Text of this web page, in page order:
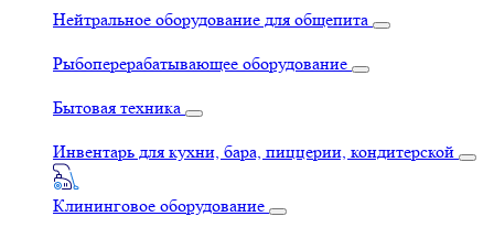
Нейтральное оборудование для общепита
Рыбоперерабатывающее оборудование
Бытовая техника
Инвентарь для кухни, бара, пиццерии, кондитерской
Клининговое оборудование